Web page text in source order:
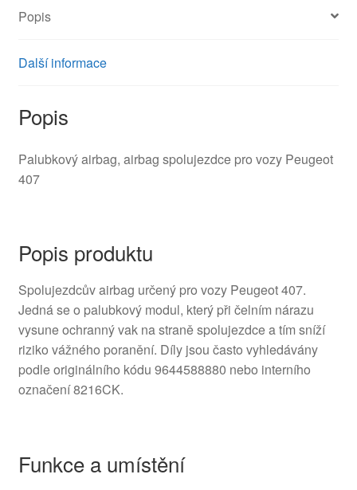
Popis
Další informace
Popis
Palubkový airbag, airbag spolujezdce pro vozy Peugeot
407
Popis produktu
Spolujezdcův airbag určený pro vozy Peugeot 407.
Jedná se o palubkový modul, který při čelním nárazu
vysune ochranný vak na straně spolujezdce a tím sníží
riziko vážného poranění. Díly jsou často vyhledávány
podle originálního kódu 9644588880 nebo interního
označení 8216CK.
Funkce a umístění